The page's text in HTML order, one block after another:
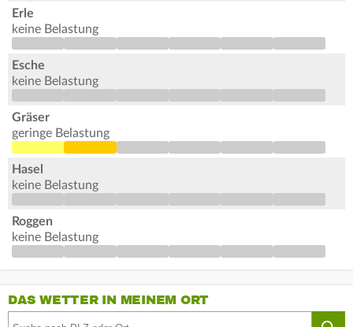
Erle
keine Belastung
Esche
keine Belastung
Gräser
geringe Belastung
Hasel
keine Belastung
Roggen
keine Belastung
DAS WETTER IN MEINEM ORT